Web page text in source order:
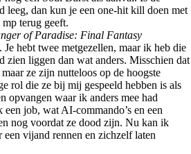
leeg, dan kun je een one-hit kill doen met
terug geeft.
of Paradise: Final Fantasy
hebt twee metgezellen, maar ik heb die
zien liggen dan wat anders. Misschien dat
ze zijn nutteloos op de hoogste
rol die ze bij mij gespeeld hebben is als
opvangen waar ik anders mee had
een job, wat AI-commando’s en een
nog voordat ze dood zijn. Nu kan ik
een vijand rennen en zichzelf laten